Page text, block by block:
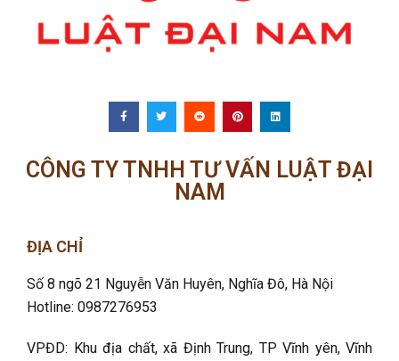
CÔNG TY TNHH TƯ VẤN LUẬT ĐẠI
NAM
ĐỊA CHỈ
Số 8 ngõ 21 Nguyễn Văn Huyên, Nghĩa Đô, Hà Nội
Hotline: 0987276953
VPĐD: Khu địa chất, xã Định Trung, TP Vĩnh yên, Vĩnh